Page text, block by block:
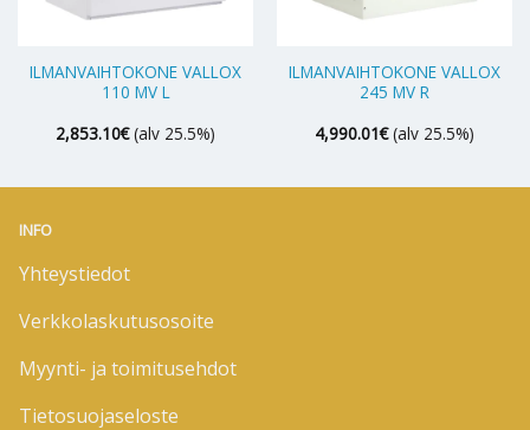
ILMANVAIHTOKONE VALLOX
110 MV L
2,853.10€ (alv 25.5%)
ILMANVAIHTOKONE VALLOX
245 MV R
4,990.01€ (alv 25.5%)
INFO
Yhteystiedot
Verkkolaskutusosoite
Myynti- ja toimitusehdot
Tietosuojaseloste